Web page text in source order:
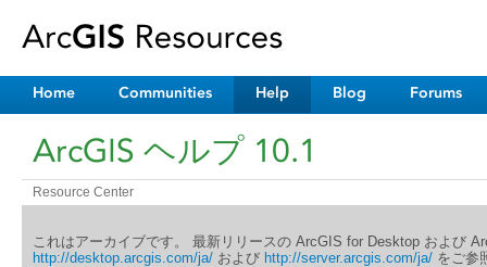
Home Communities Help Blog Forums
ArcGIS ヘルプ 10.1
Resource Center
これはアーカイブです。 最新リリースの ArcGIS for Desktop および
http://desktop.arcgis.com/ja/および http://server.arcgis.com/ja/をご参